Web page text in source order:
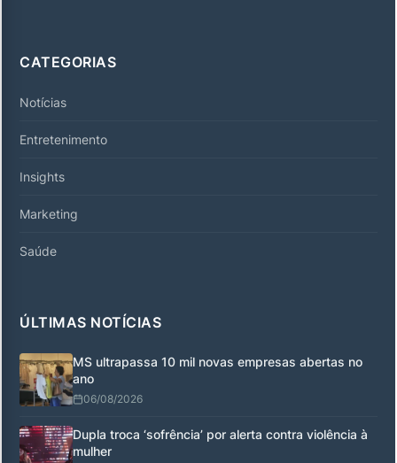
CATEGORIAS
Notícias
Entretenimento
Insights
Marketing
Saúde
ÚLTIMAS NOTÍCIAS
MS ultrapassa 10 mil novas empresas abertas no
ano
06/08/2026
Dupla troca ‘sofrência’ por alerta contra violência à
mulher